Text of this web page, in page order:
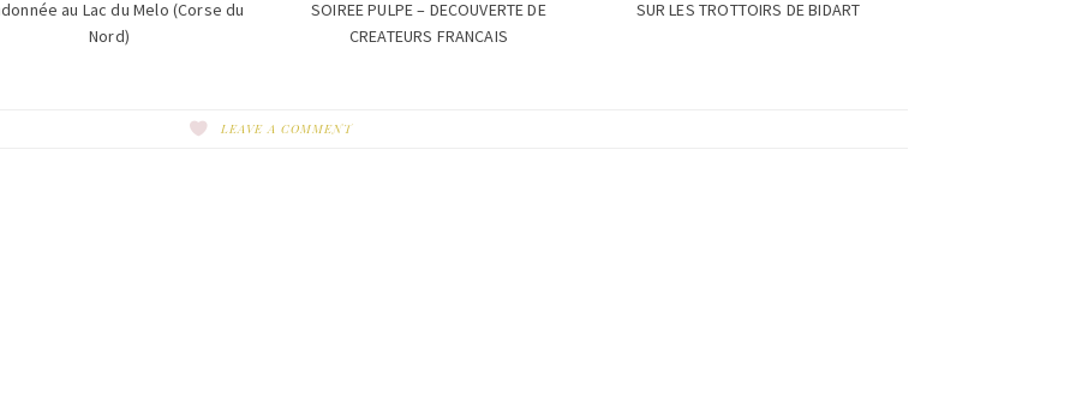
au Lac du Melo (Corse du
Nord)
SOIREE PULPE – DECOUVERTE DE
CREATEURS FRANCAIS
SUR LES TROTTOIRS DE BIDART
LEAVE A COMMENT